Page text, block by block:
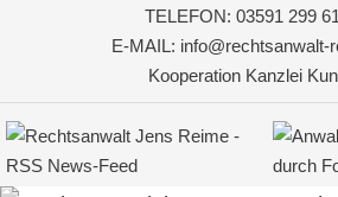
TELEFON:03591 299
E-MAIL: info@rechtsanwalt-
Kooperation Kanzlei